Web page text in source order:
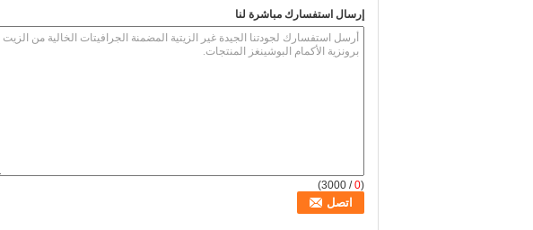
إرسال استفسارك مباشرة لنا
(
0
/ 3000)